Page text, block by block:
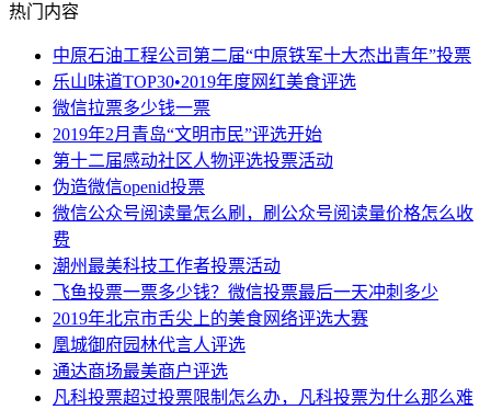
热门内容
中原石油工程公司第二届“中原铁军十大杰出青年”投票
乐山味道TOP30•2019年度网红美食评选
微信拉票多少钱一票
2019年2月青岛“文明市民”评选开始
第十二届感动社区人物评选投票活动
伪造微信openid投票
微信公众号阅读量怎么刷，刷公众号阅读量价格怎么收
费
潮州最美科技工作者投票活动
飞鱼投票一票多少钱？微信投票最后一天冲刺多少
2019年北京市舌尖上的美食网络评选大赛
凰城御府园林代言人评选
通达商场最美商户评选
凡科投票超过投票限制怎么办，凡科投票为什么那么难